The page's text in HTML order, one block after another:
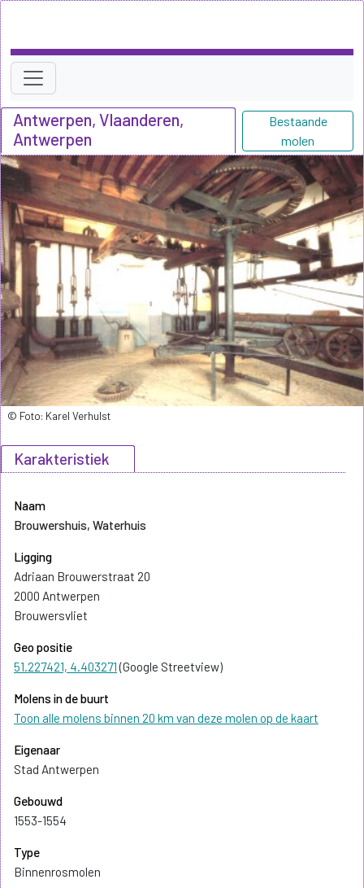
Antwerpen, Vlaanderen,
Antwerpen
Bestaande
molen
Karakteristiek
Naam
Brouwershuis, Waterhuis
Ligging
Adriaan Brouwerstraat 20
2000 Antwerpen
Brouwersvliet
Geo positie
51.227421, 4.403271(Google Streetview)
Molens in de buurt
Toon alle molens binnen 20 km van deze molen op de kaart
Eigenaar
Stad Antwerpen
Gebouwd
1553-1554
Type
Binnenrosmolen
© Foto: Karel Verhulst